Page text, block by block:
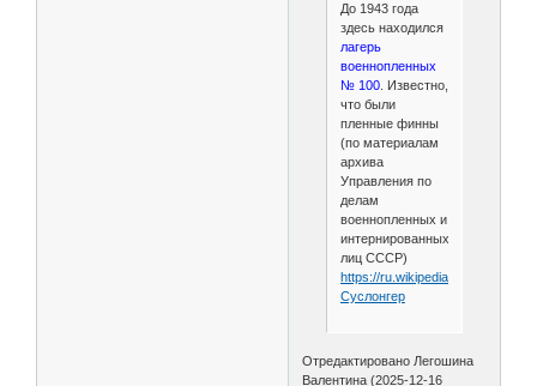
До 1943 года
здесь находился
лагерь
военнопленных
№ 100. Известно,
что были
пленные финны
(по материалам
архива
Управления по
делам
военнопленных и
интернированных
лиц СССР)
https://ru.wikipedia.org/wiki/
Суслонгер
Отредактировано Легошина
Валентина (2025-12-16